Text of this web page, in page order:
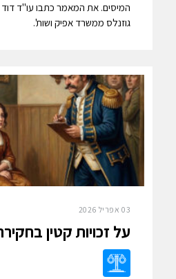
המיסים. את המאמר כתבו עו"ד דוד
גוזנלס ממשרד אפיק ושות'.
03 אפריל 2026
על זכויות קטין